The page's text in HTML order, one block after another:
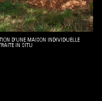
D'UNE MAISON INDIVIDUELLE
IN SITU